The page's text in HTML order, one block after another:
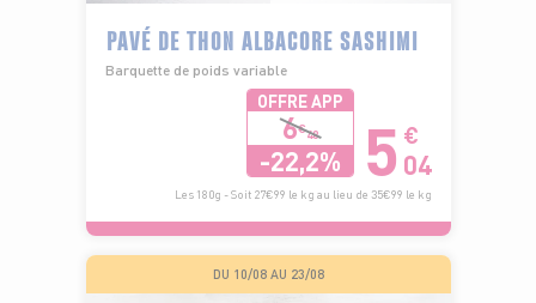
PAVÉ DE THON ALBACORE SASHIMI
Barquette de poids variable
OFFRE APP
6€48
-22,2% 5 €
04
Les 180g - Soit 27€99 le kg au lieu de 35€99 le kg
DU 10/08 AU 23/08